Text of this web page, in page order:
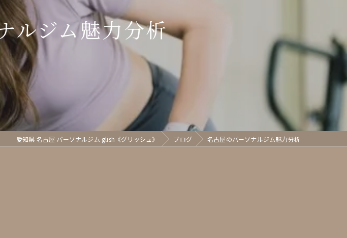
くびれ
ダイエット
ルジム魅力分析
愛知県 名古屋 パーソナルジム glish《グリッシュ》 ブログ 名古屋のパーソナルジム魅力分析